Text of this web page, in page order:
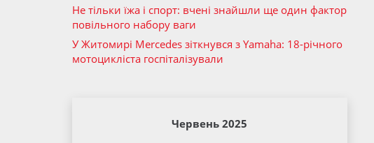
Не тільки їжа і спорт: вчені знайшли ще один фактор
повільного набору ваги
У Житомирі Mercedes зіткнувся з Yamaha: 18-річного
мотоцикліста госпіталізували
Червень 2025